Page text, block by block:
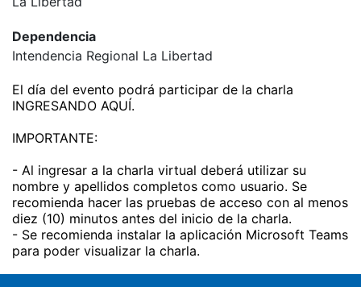
Dependencia
Intendencia Regional La Libertad
El día del evento podrá participar de la charla
INGRESANDO AQUÍ.
IMPORTANTE:
- Al ingresar a la charla virtual deberá utilizar su
nombre y apellidos completos como usuario. Se
recomienda hacer las pruebas de acceso con al menos
diez (10) minutos antes del inicio de la charla.
- Se recomienda instalar la aplicación Microsoft Teams
para poder visualizar la charla.